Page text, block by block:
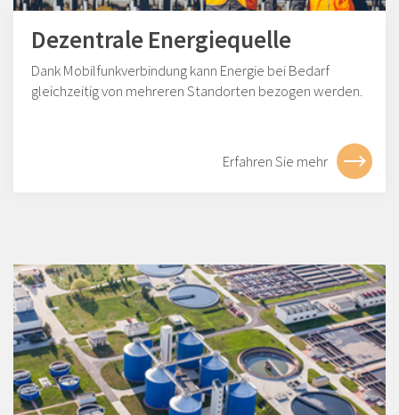
Dezentrale Energiequelle
Dank Mobilfunkverbindung kann Energie bei Bedarf
gleichzeitig von mehreren Standorten bezogen werden.
Erfahren Sie mehr